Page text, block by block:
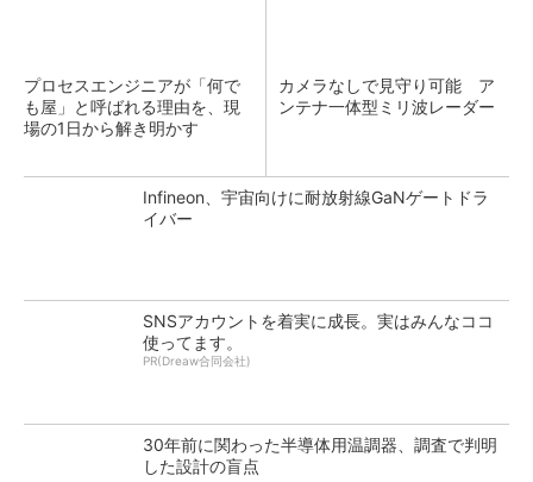
プロセスエンジニアが「何で
も屋」と呼ばれる理由を、現
場の1日から解き明かす
カメラなしで見守り可能 ア
ンテナ一体型ミリ波レーダー
Infineon、宇宙向けに耐放射線GaNゲートドラ
イバー
SNSアカウントを着実に成長。実はみんなココ
使ってます。
PR(Dreaw合同会社)
30年前に関わった半導体用温調器、調査で判明
した設計の盲点